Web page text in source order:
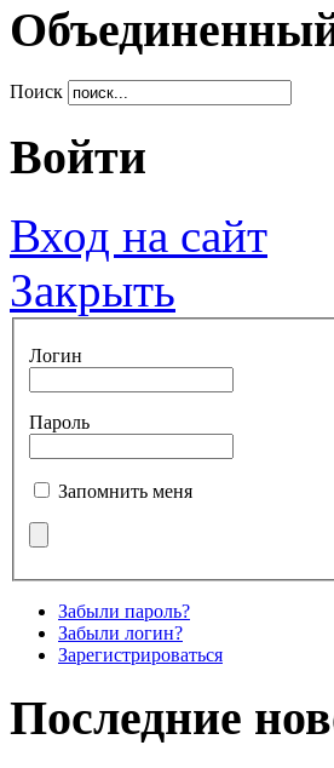
Поиск
Войти
Вход на сайт
Закрыть
Логин
Пароль
Запомнить меня
Забыли пароль?
Забыли логин?
Зарегистрироваться
Последние